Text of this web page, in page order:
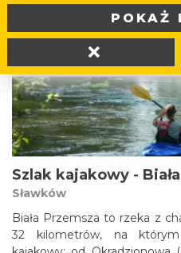
POKAŻ
2012 roku. Jej
zarówno imprez
seminaryjnych. Dobra
krajowej DK1 umożliwia łatwy
Szlak kajakowy -
Sławków
Biała Przemsza to rzeka z
32 kilometrów, na